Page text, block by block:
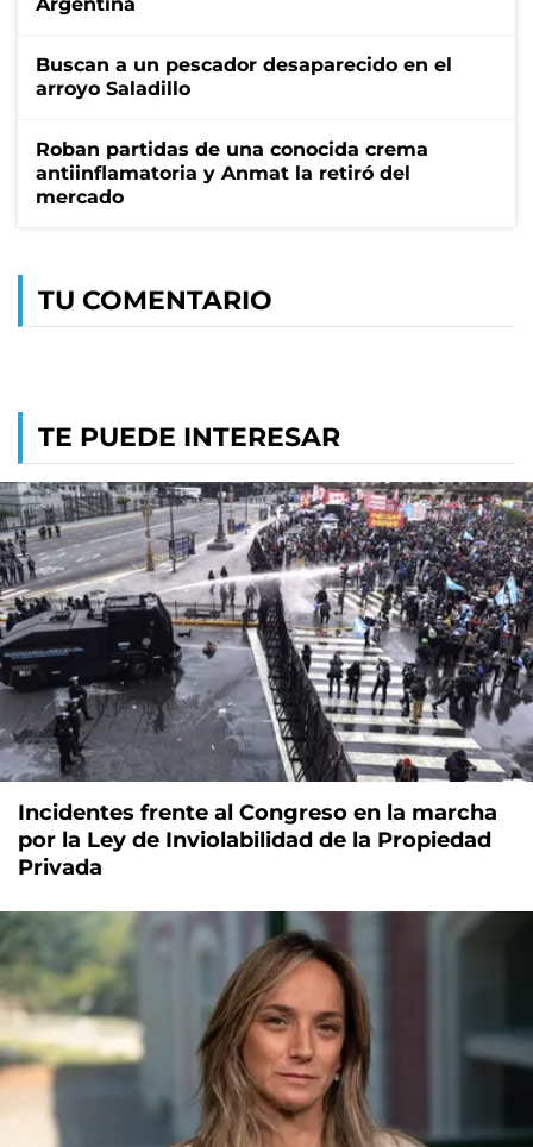
Buscan a un pescador desaparecido en el
arroyo Saladillo
Roban partidas de una conocida crema
antiinflamatoria y Anmat la retiró del
mercado
TU COMENTARIO
TE PUEDE INTERESAR
Incidentes frente al Congreso en la marcha
por la Ley de Inviolabilidad de la Propiedad
Privada